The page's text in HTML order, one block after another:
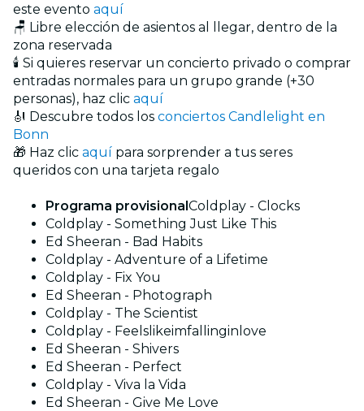
este evento aquí
🪑 Libre elección de asientos al llegar, dentro de la
zona reservada
🕯️ Si quieres reservar un concierto privado o comprar
entradas normales para un grupo grande (+30
personas), haz clic aquí
🎻 Descubre todos los conciertos Candlelight en
Bonn
🎁 Haz clic aquí para sorprender a tus seres
queridos con una tarjeta regalo
Programa provisionalColdplay - Clocks
Coldplay - Something Just Like This
Ed Sheeran - Bad Habits
Coldplay - Adventure of a Lifetime
Coldplay - Fix You
Ed Sheeran - Photograph
Coldplay - The Scientist
Coldplay - Feelslikeimfallinginlove
Ed Sheeran - Shivers
Ed Sheeran - Perfect
Coldplay - Viva la Vida
Ed Sheeran - Give Me Love